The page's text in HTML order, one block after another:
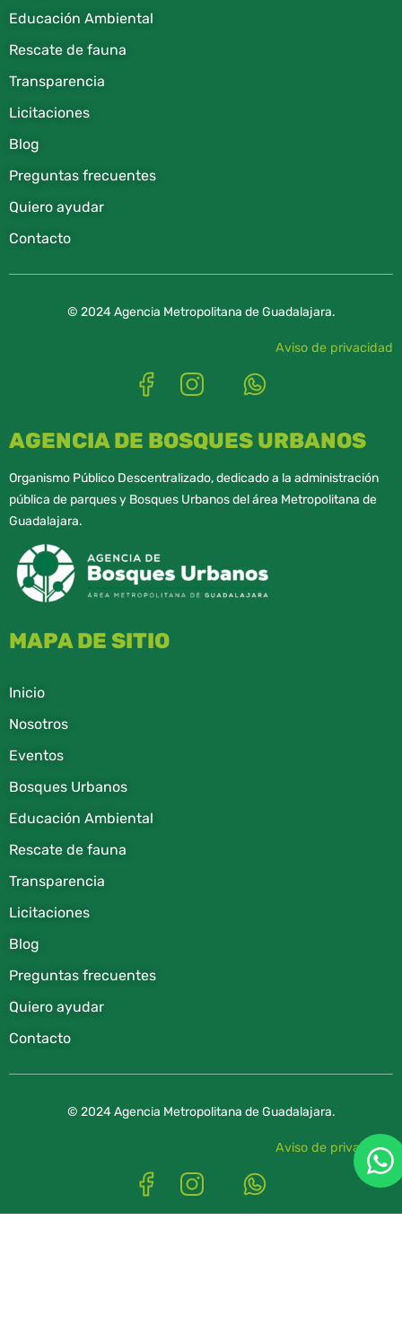
Educación Ambiental
Rescate de fauna​
Transparencia
Licitaciones
Blog
Preguntas frecuentes
Quiero ayudar
Contacto
© 2024 Agencia Metropolitana de Guadalajara.
Aviso de privacidad
AGENCIA DE BOSQUES URBANOS
Organismo Público Descentralizado, dedicado a la administración
pública de parques y Bosques Urbanos del área Metropolitana de
Guadalajara.
MAPA DE SITIO
Inicio
Nosotros
Eventos
Bosques Urbanos
Educación Ambiental
Rescate de fauna​
Transparencia
Licitaciones
Blog
Preguntas frecuentes
Quiero ayudar
Contacto
© 2024 Agencia Metropolitana de Guadalajara.
Aviso de privacidad